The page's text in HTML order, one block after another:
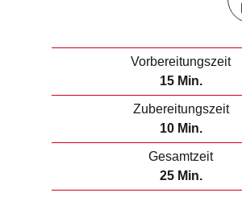
Vorbereitungszeit
15M
i
t
e
Min.
Zubereitungszeit
10M
i
Min.
Gesamtzeit
25M
i
Min.